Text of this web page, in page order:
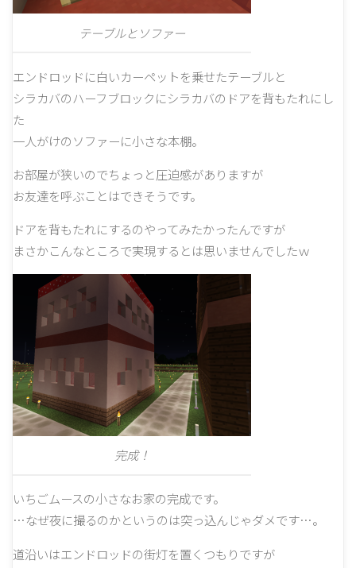
テーブルとソファー
エンドロッドに白いカーペットを乗せたテーブルと
シラカバのハーフブロックにシラカバのドアを背もたれにし
た
一人がけのソファーに小さな本棚。
お部屋が狭いのでちょっと圧迫感がありますが
お友達を呼ぶことはできそうです。
ドアを背もたれにするのやってみたかったんですが
まさかこんなところで実現するとは思いませんでしたｗ
完成！
いちごムースの小さなお家の完成です。
…なぜ夜に撮るのかというのは突っ込んじゃダメです…。
道沿いはエンドロッドの街灯を置くつもりですが